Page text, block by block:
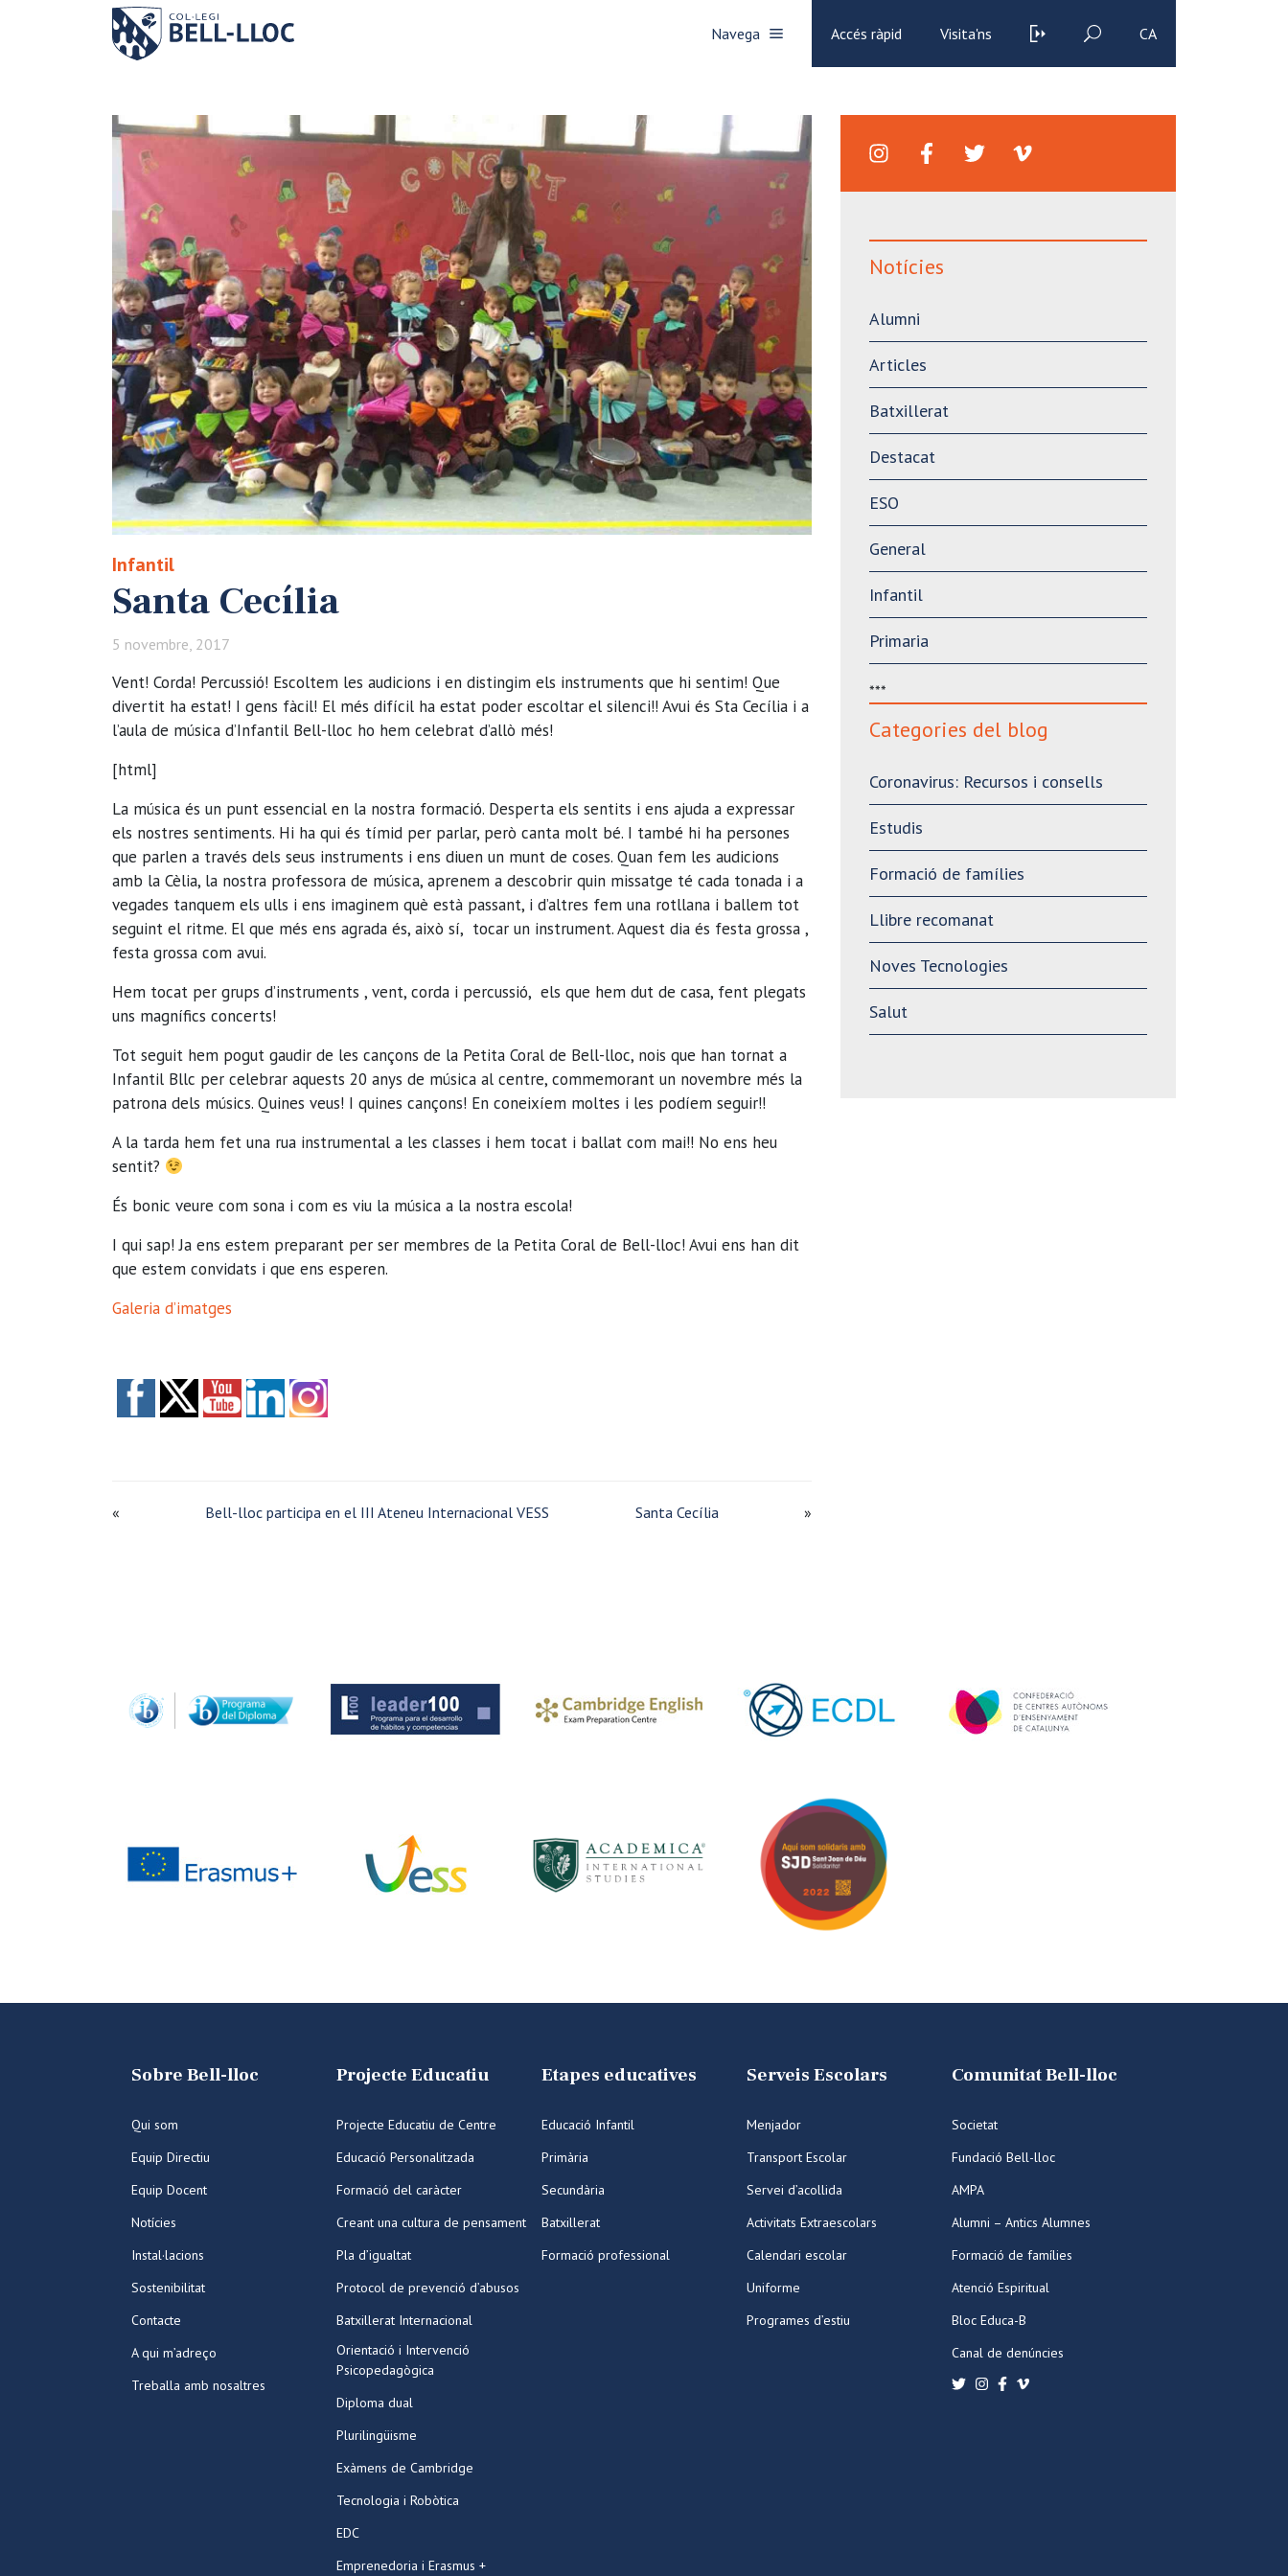
Navega Accés ràpid Visita'ns CA
Infantil
Santa Cecília
5 novembre, 2017
Vent! Corda! Percussió! Escoltem les audicions i en distingim els instruments que hi sentim! Que
divertit ha estat! I gens fàcil! El més difícil ha estat poder escoltar el silenci!! Avui és Sta Cecília i a
l’aula de música d’Infantil Bell-lloc ho hem celebrat d’allò més!
[html]
La música és un punt essencial en la nostra formació. Desperta els sentits i ens ajuda a expressar
els nostres sentiments. Hi ha qui és tímid per parlar, però canta molt bé. I també hi ha persones
que parlen a través dels seus instruments i ens diuen un munt de coses. Quan fem les audicions
amb la Cèlia, la nostra professora de música, aprenem a descobrir quin missatge té cada tonada i a
vegades tanquem els ulls i ens imaginem què està passant, i d’altres fem una rotllana i ballem tot
seguint el ritme. El que més ens agrada és, això sí, tocar un instrument. Aquest dia és festa grossa ,
festa grossa com avui.
Hem tocat per grups d’instruments , vent, corda i percussió, els que hem dut de casa, fent plegats
uns magnífics concerts!
Tot seguit hem pogut gaudir de les cançons de la Petita Coral de Bell-lloc, nois que han tornat a
Infantil Bllc per celebrar aquests 20 anys de música al centre, commemorant un novembre més la
patrona dels músics. Quines veus! I quines cançons! En coneixíem moltes i les podíem seguir!!
A la tarda hem fet una rua instrumental a les classes i hem tocat i ballat com mai!! No ens heu
sentit?
És bonic veure com sona i com es viu la música a la nostra escola!
I qui sap! Ja ens estem preparant per ser membres de la Petita Coral de Bell-lloc! Avui ens han dit
que estem convidats i que ens esperen.
Galeria d’imatges
« Bell-lloc participa en el III Ateneu Internacional VESS Santa Cecília »
Notícies
Alumni
Articles
Batxillerat
Destacat
ESO
General
Infantil
Primaria
***
Categories del blog
Coronavirus: Recursos i consells
Estudis
Formació de famílies
Llibre recomanat
Noves Tecnologies
Salut
Sobre Bell-lloc
Qui som
Equip Directiu
Equip Docent
Notícies
Instal·lacions
Sostenibilitat
Contacte
A qui m’adreço
Treballa amb nosaltres
Projecte Educatiu
Projecte Educatiu de Centre
Educació Personalitzada
Formació del caràcter
Creant una cultura de pensament
Pla d’igualtat
Protocol de prevenció d’abusos
Batxillerat Internacional
Orientació i Intervenció
Psicopedagògica
Diploma dual
Plurilingüisme
Exàmens de Cambridge
Tecnologia i Robòtica
EDC
Emprenedoria i Erasmus +
Etapes educatives
Educació Infantil
Primària
Secundària
Batxillerat
Formació professional
Serveis Escolars
Menjador
Transport Escolar
Servei d’acollida
Activitats Extraescolars
Calendari escolar
Uniforme
Programes d’estiu
Comunitat Bell-lloc
Societat
Fundació Bell-lloc
AMPA
Alumni – Antics Alumnes
Formació de famílies
Atenció Espiritual
Bloc Educa-B
Canal de denúncies